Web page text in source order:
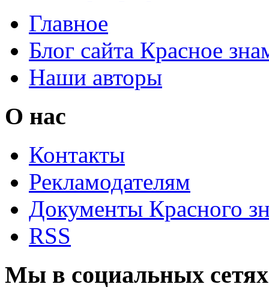
Главное
Блог сайта Красное
Наши авторы
О нас
Контакты
Рекламодателям
Документы Красного
RSS
Мы в социальных сетях